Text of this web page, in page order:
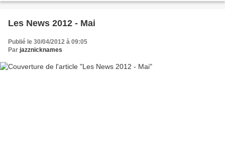
Les News 2012 - Mai
Publié le 30/04/2012 à 09:05
Par jazznicknames